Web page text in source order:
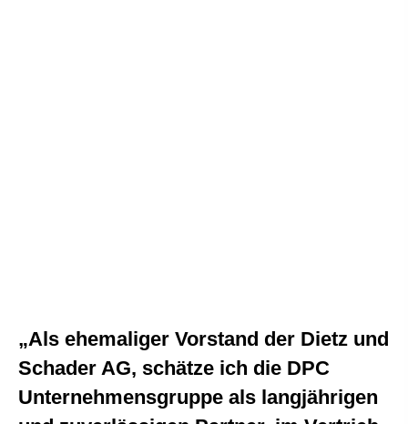
„Als ehemaliger Vorstand der Dietz und
Schader AG, schätze ich die DPC
Unternehmensgruppe als langjährigen